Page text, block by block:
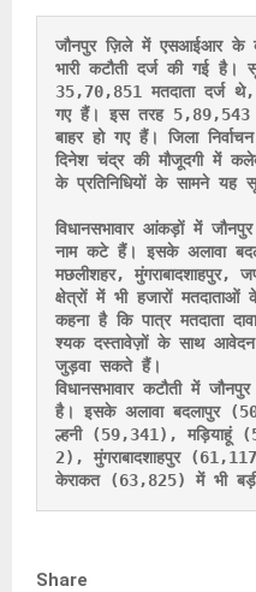
जौनपुर ज़िले में एसआईआर के
भारी कटौती दर्ज की गई
35,70,851 मतदाता दर्ज
गए हैं। इस तरह 5,89,543
बाहर हो गए हैं। जिला
दिनेश चंद्र की मौजूदगी में
के प्रतिनिधियों के सामने यह
विधानसभावार आंकड़ों में
नाम कटे हैं। इसके अलावा
मछलीशहर, मुंगराबादशाहपुर,
क्षेत्रों में भी हजारों
कहना है कि पात्र मतदाता
श्यक दस्तावेज़ों के साथ आवेदन
जुड़वा सकते हैं।
विधानसभावार कटौती में
है। इसके अलावा बदलापुर
ल्हनी (59,341), मड़ियाहूं
2), मुंगराबादशाहपुर
केराकत (63,825) में भी
Share